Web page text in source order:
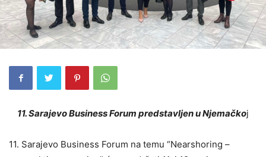
11. Sarajevo Business Forum predstavljen u Njemačkoj
11. Sarajevo Business Forum na temu “Nearshoring –